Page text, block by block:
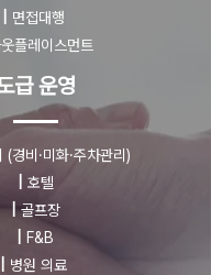
면접대행
플레이스먼트
급 운영
(경비·미화·주차관리)
호텔
|골프장
F&B
병원 의료